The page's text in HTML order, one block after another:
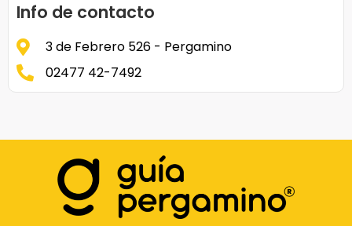
Info de contacto
3 de Febrero 526 - Pergamino
02477 42-7492